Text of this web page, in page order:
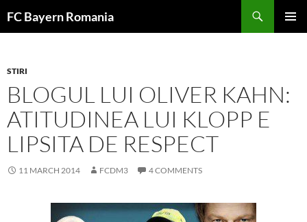
toFC Bayern Romania
STIRI
BLOGUL LUI OLIVER KAHN:
ATITUDINEA LUI KLOPP E
LIPSITA DE RESPECT
11 MARCH 2014 FCDM3 4 COMMENTS